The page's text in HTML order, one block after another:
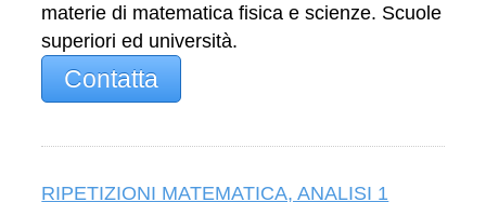
materie di matematica fisica e scienze. Scuole
superiori ed università.
Contatta
RIPETIZIONI MATEMATICA, ANALISI 1